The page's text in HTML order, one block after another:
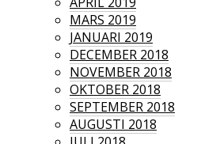
MARS 2019
JANUARI 2019
DECEMBER 2018
NOVEMBER 2018
OKTOBER 2018
SEPTEMBER 2018
AUGUSTI 2018